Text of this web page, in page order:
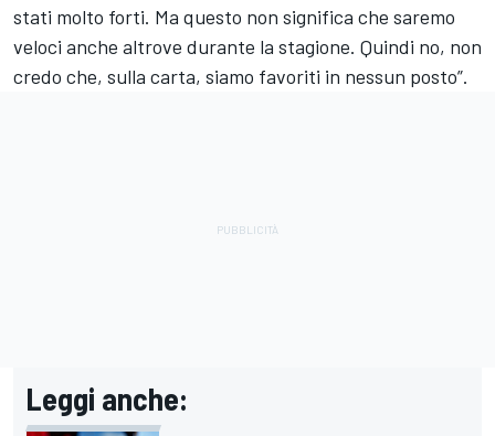
stati molto forti. Ma questo non significa che saremo
veloci anche altrove durante la stagione. Quindi no, non
credo che, sulla carta, siamo favoriti in nessun posto”.
Leggi anche: